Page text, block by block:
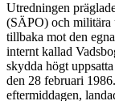
Utredningen
(SÄPO) och militära
tillbaka mot den
internt kallad
skydda högt
den 28 februari
eftermiddagen,